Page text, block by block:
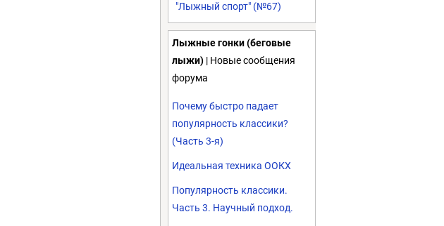
"Лыжный спорт" (№67)
Лыжные гонки (беговые
лыжи) | Новые сообщения
форума
Почему быстро падает
популярность классики?
(Часть 3-я)
Идеальная техника ООКХ
Популярность классики.
Часть 3. Научный подход.